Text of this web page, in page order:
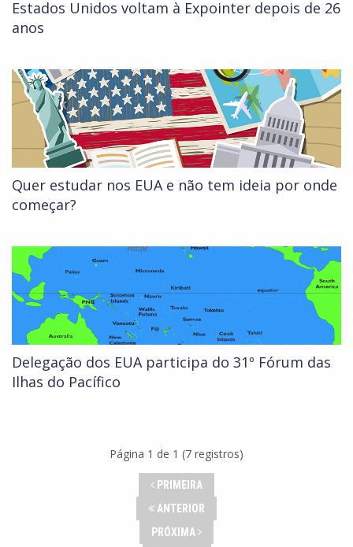
Estados Unidos voltam à Expointer depois de 26
anos
Quer estudar nos EUA e não tem ideia por onde
começar?
Delegação dos EUA participa do 31º Fórum das
Ilhas do Pacífico
Página 1 de 1 (7 registros)
PRIMEIRA
ANTERIOR
PRÓXIMA